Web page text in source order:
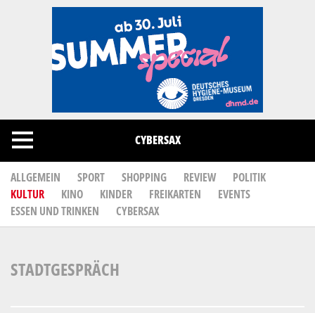
CYBERSAX
ALLGEMEIN SPORT SHOPPING REVIEW
POLITIK
KULTUR
KINO KINDER FREIKARTEN
EVENTS
ESSEN UND TRINKEN
CYBERSAX
STADTGESPRÄCH
Cookies management panel